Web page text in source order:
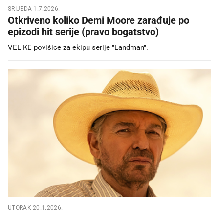
SRIJEDA 1.7.2026.
Otkriveno koliko Demi Moore zarađuje po
epizodi hit serije (pravo bogatstvo)
VELIKE povišice za ekipu serije "Landman".
UTORAK 20.1.2026.